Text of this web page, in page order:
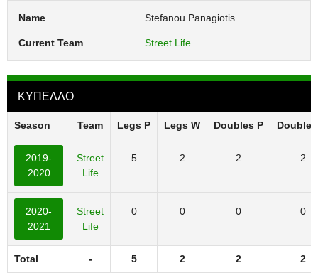
Name Stefanou Panagiotis
Current Team Street Life
ΚΥΠΕΛΛΟ
Season Team Legs P Legs W Doubles P
2019-
2020
Street
Life
5 2 2 2
2020-
2021
Street
Life
0 0 0 0
Total - 5 2 2 2